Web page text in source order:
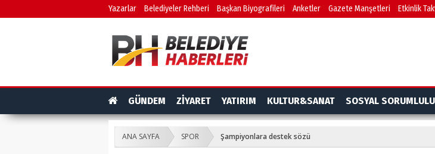
Yazarlar Belediyeler Rehberi Başkan Biyografileri Anketler Gazete Manşetleri Etkinlik
GÜNDEM ZİYARET YATIRIM KULTUR&SANAT SOSYAL
ANA SAYFA SPOR Şampiyonlara destek sözü